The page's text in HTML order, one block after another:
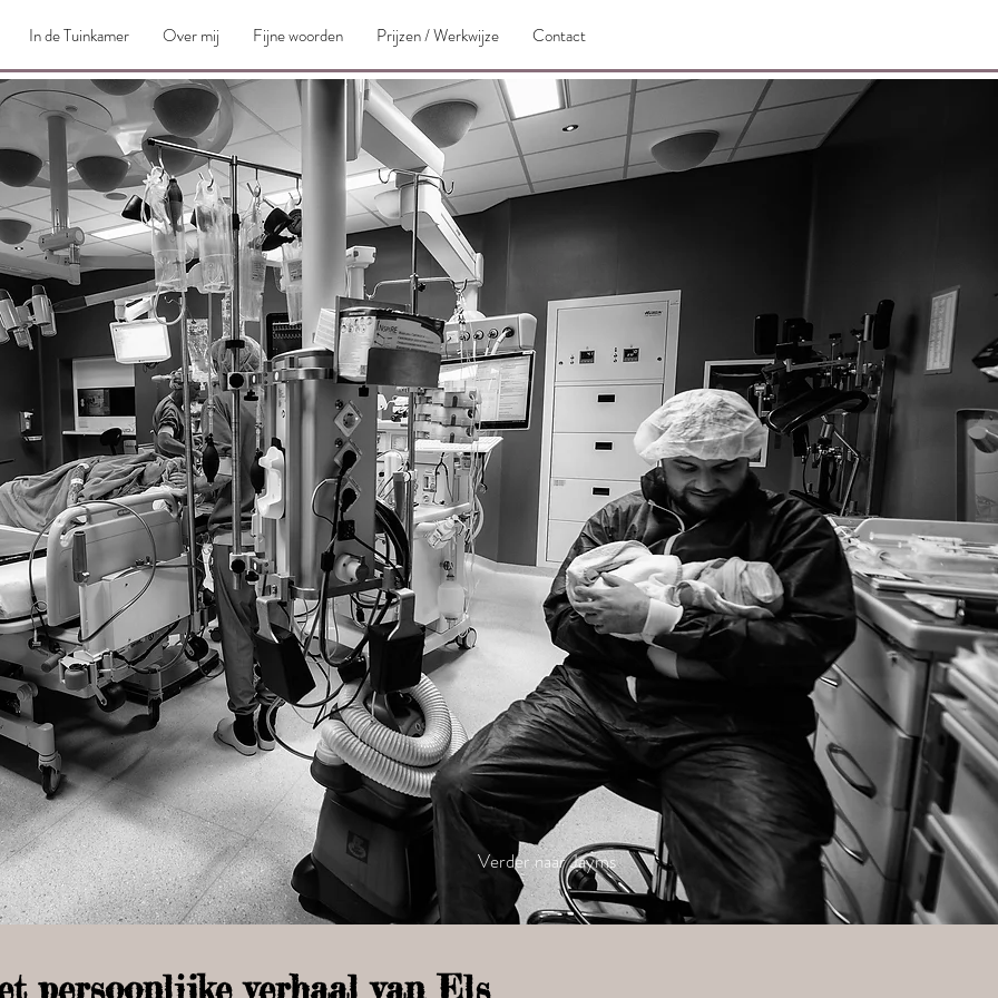
In de Tuinkamer Over mij Fijne woorden Prijzen / Werkwijze Contact
Verder naar Jayms
persoonlijke verhaal van Els